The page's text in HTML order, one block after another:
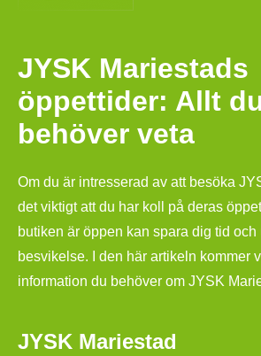
JYSK Mariestads
öppettider: Allt
behöver veta
Om du är intresserad av att besöka
det viktigt att du har koll på deras
butiken är öppen kan spara dig tid
besvikelse. I den här artikeln kommer
information du behöver om JYSK
JYSK Mariestad